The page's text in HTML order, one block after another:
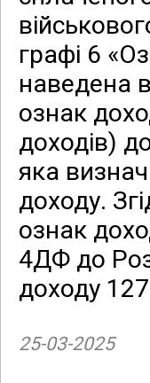
графі 6
наведена
ознак
доходів)
яка
доходу.
ознак
4ДФ до
доходу
25-03-2025